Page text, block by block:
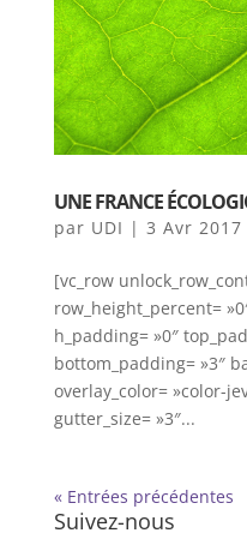
UNE FRANCE
par UDI | 3 Avr 2017
[vc_row
row_height_percent=
h_padding= »0″
bottom_padding= »3″
overlay_color= »color-
gutter_size= »3″...
« Entrées précédentes
Suivez-nous